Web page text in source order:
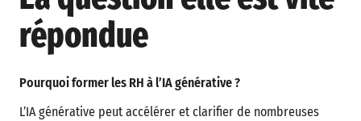
répondue
Pourquoi former les RH à l’IA générative ?
L’IA générative peut accélérer et clarifier de nombreuses